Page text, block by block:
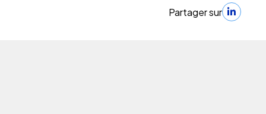
Partager sur